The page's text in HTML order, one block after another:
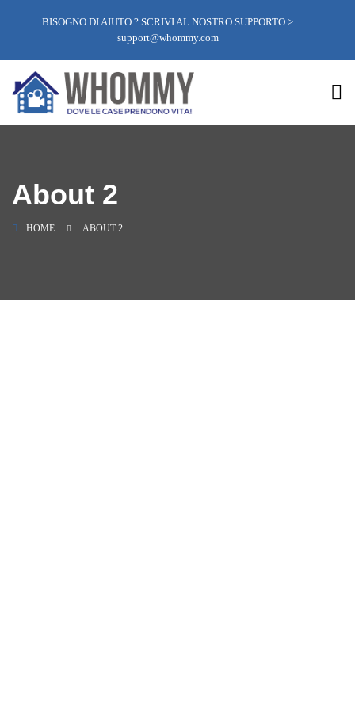
BISOGNO DI AIUTO ? SCRIVI AL NOSTRO SUPPORTO >
support@whommy.com
About 2
HOME ABOUT 2